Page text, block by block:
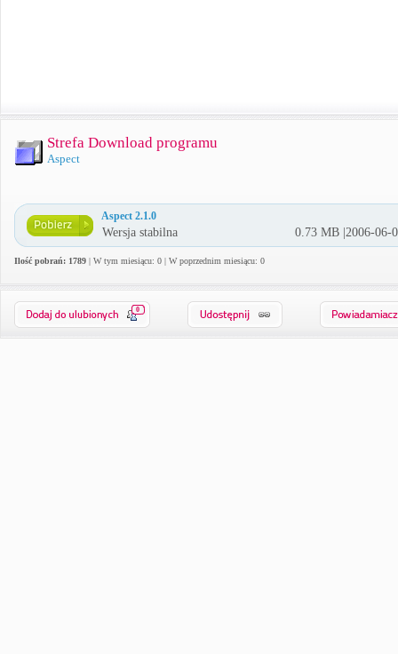
Strefa Download programu
Aspect
Aspect 2.1.0
Wersja stabilna 0.73 MB |2006-06-
Ilość pobrań: 1789 | W tym miesiącu: 0 | W poprzednim miesiącu: 0
0